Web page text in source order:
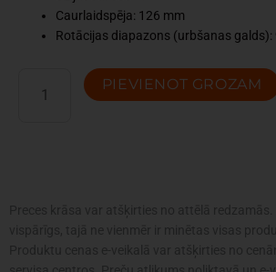
Caurlaidspēja: 126 mm
Rotācijas diapazons (urbšanas galds):
PIEVIENOT GROZAM